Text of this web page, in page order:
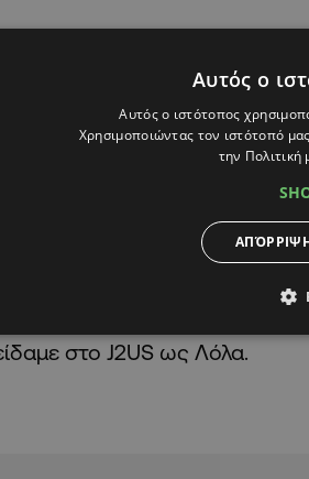
Μενεγάκη, αλλά και
στο J2US ως Λόλα.
Αυτός ο
Αυτός ο ιστότοπος
Χρησιμοποιώντας τον ιστότοπό
την